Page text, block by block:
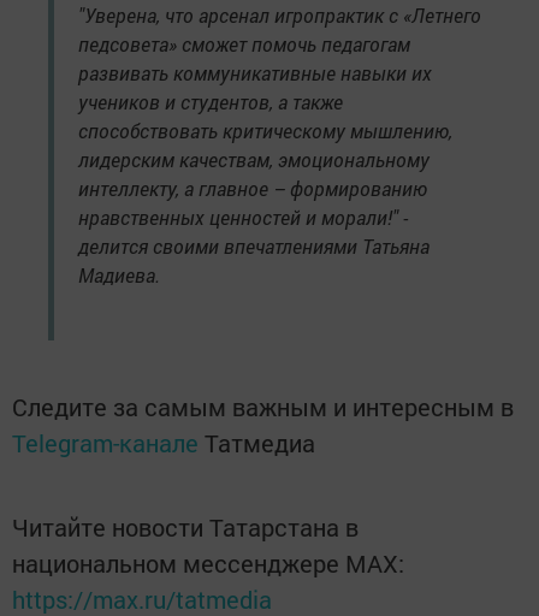
"Уверена, что арсенал игропрактик с «Летнего
педсовета» сможет помочь педагогам
развивать коммуникативные навыки их
учеников и студентов, а также
способствовать критическому мышлению,
лидерским качествам, эмоциональному
интеллекту, а главное – формированию
нравственных ценностей и морали!" -
делится своими впечатлениями Татьяна
Мадиева.
Следите за самым важным и интересным в
Telegram-канале Татмедиа
Читайте новости Татарстана в
национальном мессенджере MАХ:
https://max.ru/tatmedia